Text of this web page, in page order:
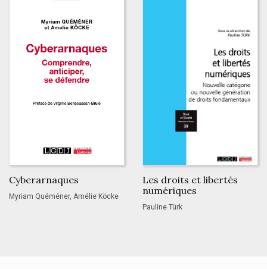
Cyberarnaques
Myriam Quéméner, Amélie Köcke
Les droits et libertés
numériques
Pauline Türk